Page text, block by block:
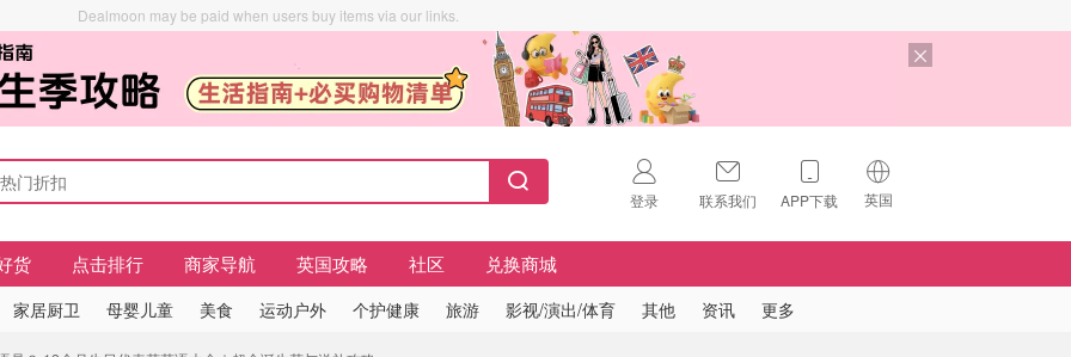
Dealmoon may be paid when users buy items via our links.
登录 联系我们 APP下载 英国
🇺🇸
🇨🇳
中国
货 点击排行 商家导航 英国攻略 社区 兑换商城
家居厨卫 母婴儿童 美食 运动户外 个护健康 旅游 影视/演出/体育 其他 资讯 更多